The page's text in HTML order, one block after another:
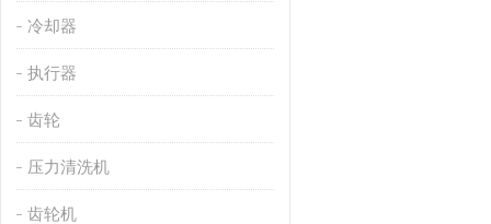
冷却器
执行器
齿轮
压力清洗机
齿轮机